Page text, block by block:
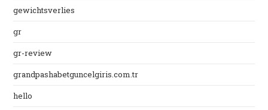
gewichtsverlies
gr
gr-review
grandpashabetguncelgiris.com.tr
hello